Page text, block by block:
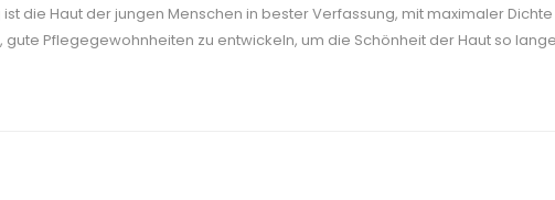
ist die Haut der jungen Menschen in bester Verfassung, mit maximaler
Pflegegewohnheiten zu entwickeln, um die Schönheit der Haut so